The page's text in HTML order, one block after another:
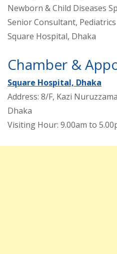
Newborn & Child Diseases
Senior Consultant, Pediatrics
Square Hospital, Dhaka
Chamber &
Square Hospital, Dhaka
Address: 8/F, Kazi
Dhaka
Visiting Hour: 9.00am to